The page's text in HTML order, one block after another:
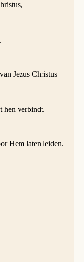
Jezus Christus
hen verbindt.
Hem laten leiden.